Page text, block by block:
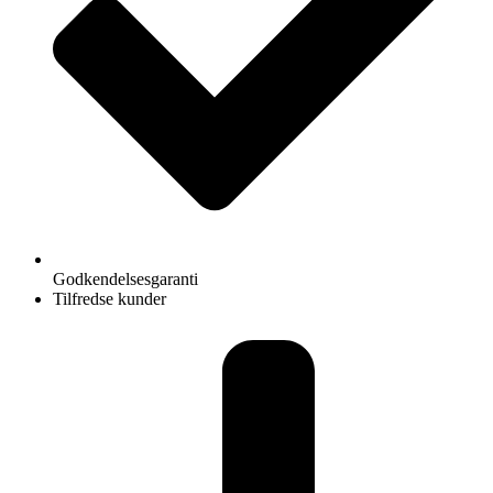
Godkendelsesgaranti
Tilfredse kunder